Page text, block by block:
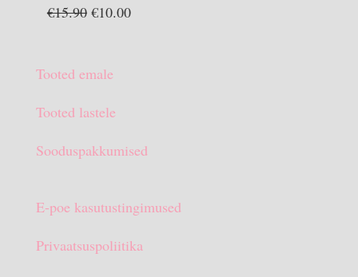
€15.90 Algne
€15.90.
€10.00Praegune
Tooted emale
Tooted lastele
Sooduspakkumised
E-poe kasutustingimused
Privaatsuspoliitika